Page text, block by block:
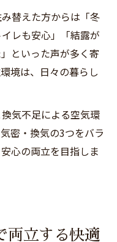
替えた方からは「冬
レも安心」「結露が
といった声が多く寄
境は、日々の暮らし
気不足による空気環
密・換気の3つをバラ
心の両立を目指しま
両立する快適